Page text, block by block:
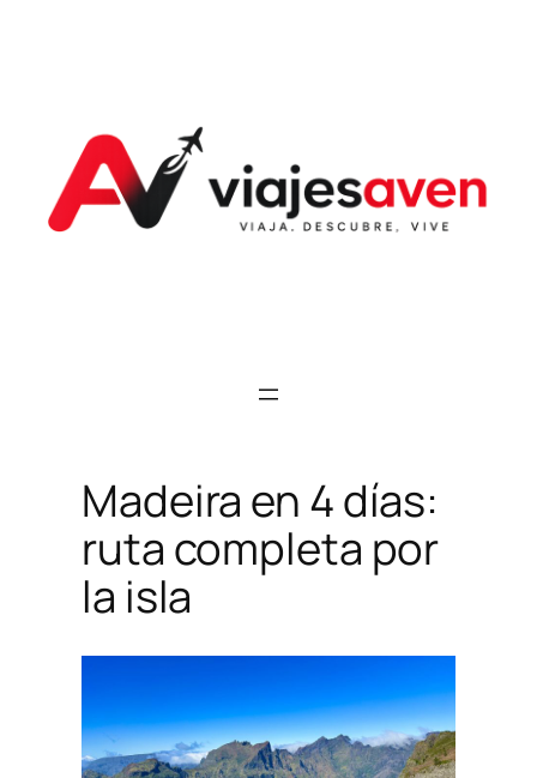
contenido
Madeira en 4 días:
ruta completa por
la isla